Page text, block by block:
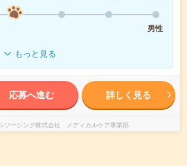
男性
もっと見る
応募へ進む 詳しく見る
ソーシング株式会社 メディカルケア事業部